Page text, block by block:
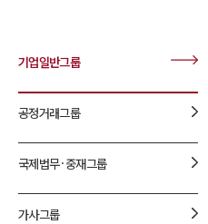
1800-7905
기업일반그룹
공정거래그룹
국제법무·중재그룹
가사그룹